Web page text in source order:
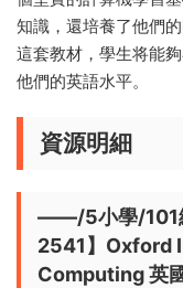
知識，還培養了他們
這套教材，學生将能
他們的英語水平。
資源明細
——/5小學/101
2541】Oxford
Computing 英